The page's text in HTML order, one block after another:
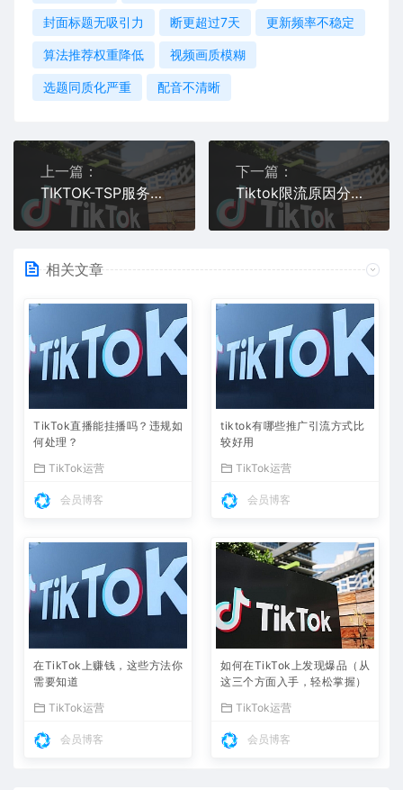
封面标题无吸引力 断更超过7天 更新频率不稳定
算法推荐权重降低 视频画质模糊
选题同质化严重 配音不清晰
上一篇：
TIKTOK-TSP服务商怎么入驻？TIKTOK-TSP服务商入驻详细教程
下一篇：
Tiktok限流原因分析及解决办法
相关文章
TikTok直播能挂播吗？违规如
何处理？
TikTok运营
会员博客
tiktok有哪些推广引流方式比
较好用
TikTok运营
会员博客
在TikTok上赚钱，这些方法你
需要知道
TikTok运营
会员博客
如何在TikTok上发现爆品（从
这三个方面入手，轻松掌握）
TikTok运营
会员博客